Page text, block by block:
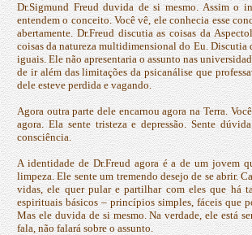
Dr.Sigmund Freud duvida de si mesmo. Assim o
entendem o conceito. Você vê, ele conhecia esse
abertamente. Dr.Freud discutia as coisas da
coisas da natureza multidimensional do Eu. Discutia
iguais. Ele não apresentaria o assunto nas
de ir além das limitações da psicanálise que
dele esteve perdida e vagando.
Agora outra parte dele encarnou agora na Terra.
agora. Ela sente tristeza e depressão. Sente
consciência.
A identidade de Dr.Freud agora é a de um jovem
limpeza. Ele sente um tremendo desejo de se abrir.
vidas, ele quer pular e partilhar com eles que há
espirituais básicos – princípios simples, fáceis que
Mas ele duvida de si mesmo. Na verdade, ele está
fala, não falará sobre o assunto.